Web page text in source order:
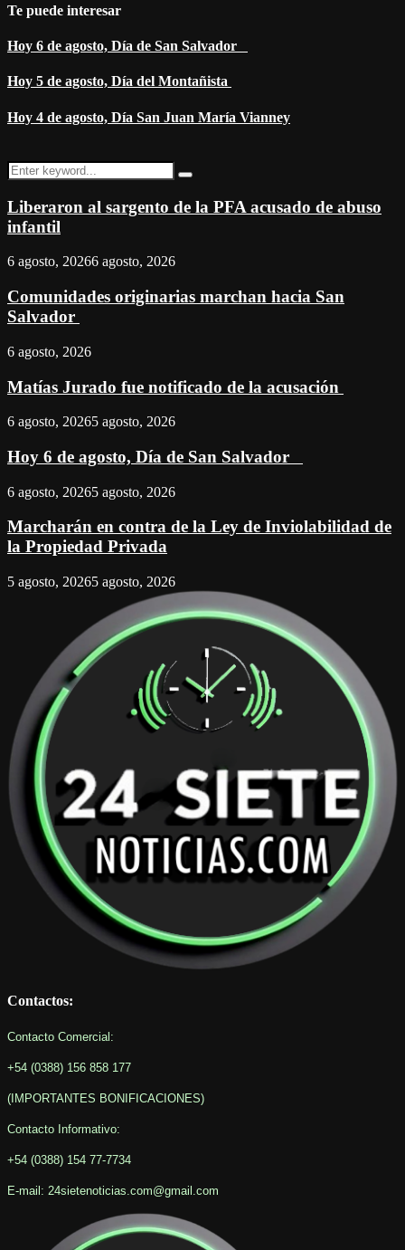
Te puede interesar
Hoy 6 de agosto, Día de San Salvador
Hoy 5 de agosto, Día del Montañista
Hoy 4 de agosto, Día San Juan María Vianney
Search
for:
Search
Liberaron al sargento de la PFA acusado de abuso
infantil
6 agosto, 20266 agosto, 2026
Comunidades originarias marchan hacia San
Salvador
6 agosto, 2026
Matías Jurado fue notificado de la acusación
6 agosto, 20265 agosto, 2026
Hoy 6 de agosto, Día de San Salvador
6 agosto, 20265 agosto, 2026
Marcharán en contra de la Ley de Inviolabilidad de
la Propiedad Privada
5 agosto, 20265 agosto, 2026
Contactos:
Contacto Comercial:
+54 (0388) 156 858 177
(IMPORTANTES BONIFICACIONES)
Contacto Informativo:
+54 (0388) 154 77-7734
E-mail: 24sietenoticias.com@gmail.com